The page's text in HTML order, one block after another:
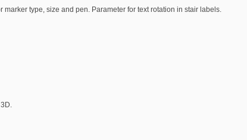
type, size and pen. Parameter for text rotation in stair labels.